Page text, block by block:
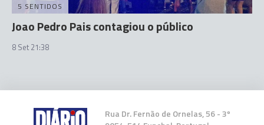
5 SENTIDOS
Joao Pedro Pais contagiou o público
8 Set 21:38
Rua Dr. Fernão de Ornelas, 56 - 3º